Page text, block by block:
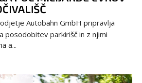
Autobahn GmbH pripravlja
posodobitev parkirišč in z njimi
a...